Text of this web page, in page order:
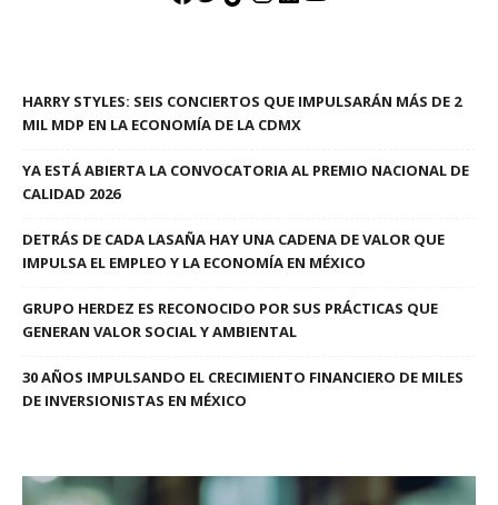
HARRY STYLES: SEIS CONCIERTOS QUE IMPULSARÁN MÁS DE 2
MIL MDP EN LA ECONOMÍA DE LA CDMX
YA ESTÁ ABIERTA LA CONVOCATORIA AL PREMIO NACIONAL DE
CALIDAD 2026
DETRÁS DE CADA LASAÑA HAY UNA CADENA DE VALOR QUE
IMPULSA EL EMPLEO Y LA ECONOMÍA EN MÉXICO
GRUPO HERDEZ ES RECONOCIDO POR SUS PRÁCTICAS QUE
GENERAN VALOR SOCIAL Y AMBIENTAL
30 AÑOS IMPULSANDO EL CRECIMIENTO FINANCIERO DE MILES
DE INVERSIONISTAS EN MÉXICO